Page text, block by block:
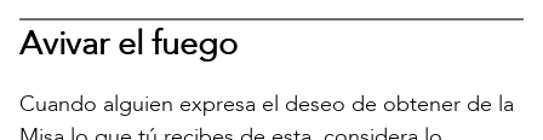
Avivar el fuego
Cuando alguien expresa el deseo de obtener de la